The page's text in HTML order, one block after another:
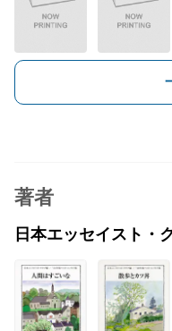
著者
日本エッセイスト・